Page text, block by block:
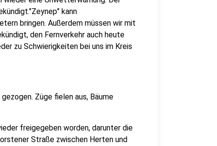
kann
bringen. Außerdem müssen wir mit
den Fernverkehr auch heute
zu Schwierigkeiten bei uns im Kreis
Züge fielen aus, Bäume
freigegeben worden, darunter die
Straße zwischen Herten und